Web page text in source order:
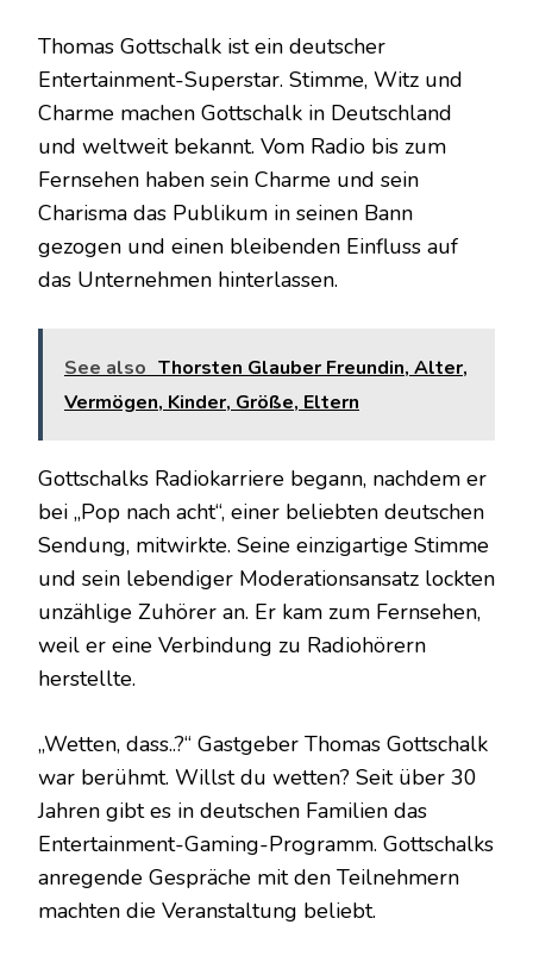
Thomas Gottschalk ist ein deutscher
Entertainment-Superstar. Stimme, Witz und
Charme machen Gottschalk in Deutschland
und weltweit bekannt. Vom Radio bis zum
Fernsehen haben sein Charme und sein
Charisma das Publikum in seinen Bann
gezogen und einen bleibenden Einfluss auf
das Unternehmen hinterlassen.
See also Thorsten Glauber Freundin, Alter,
Vermögen, Kinder, Größe, Eltern
Gottschalks Radiokarriere begann, nachdem er
bei „Pop nach acht“, einer beliebten deutschen
Sendung, mitwirkte. Seine einzigartige Stimme
und sein lebendiger Moderationsansatz lockten
unzählige Zuhörer an. Er kam zum Fernsehen,
weil er eine Verbindung zu Radiohörern
herstellte.
„Wetten, dass..?“ Gastgeber Thomas Gottschalk
war berühmt. Willst du wetten? Seit über 30
Jahren gibt es in deutschen Familien das
Entertainment-Gaming-Programm. Gottschalks
anregende Gespräche mit den Teilnehmern
machten die Veranstaltung beliebt.